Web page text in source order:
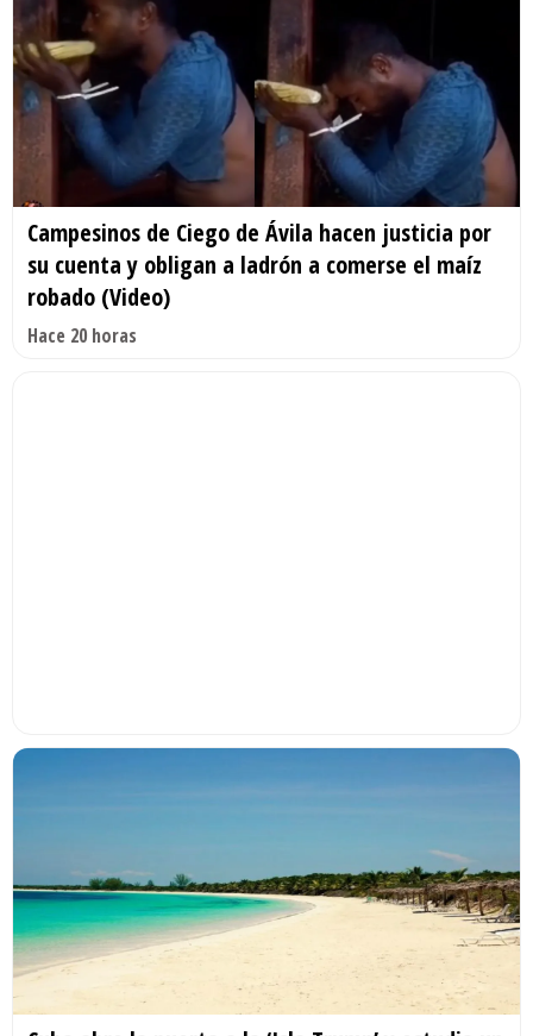
Campesinos de Ciego de Ávila hacen justicia por
su cuenta y obligan a ladrón a comerse el maíz
robado (Video)
Hace 20 horas